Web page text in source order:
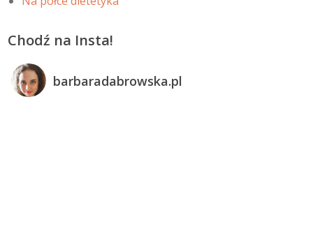
Chodź na Insta!
barbaradabrowska.pl